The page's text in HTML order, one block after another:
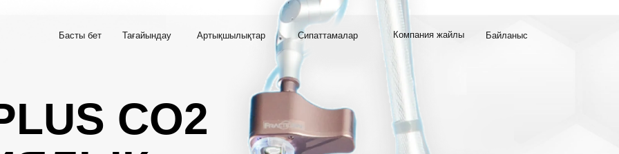
CO2
Басты бет Тағайындау Артықшылықтар Сипаттамалар Компания жайлы Байланыс